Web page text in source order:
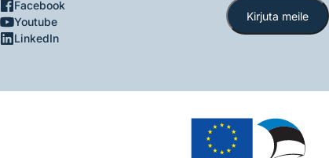
Facebook
Youtube
LinkedIn
Kirjuta meile